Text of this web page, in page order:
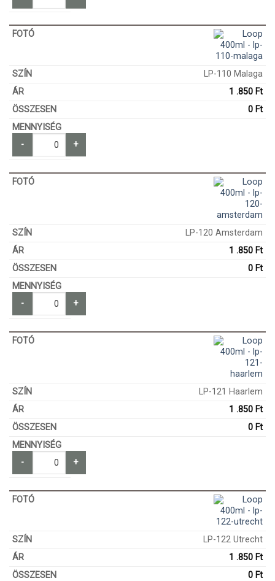
LP-110 Malaga
1 .850 Ft
0 Ft
- +
LP-120 Amsterdam
1 .850 Ft
0 Ft
- +
LP-121 Haarlem
1 .850 Ft
0 Ft
- +
LP-122 Utrecht
1 .850 Ft
0 Ft